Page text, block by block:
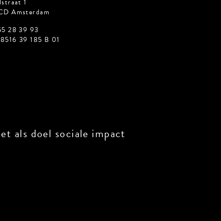
1
Amsterdam
28 39 93
39 185 B 01
als doel sociale impact